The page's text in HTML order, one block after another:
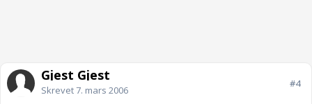
Gjest Gjest
Skrevet7. mars 2006
#4